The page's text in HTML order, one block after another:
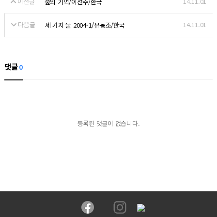
숲의 기억/이선주/한국
다음글 세 가지 물 2004-1/유동조/한국 14.11.01
댓글0
등록된 댓글이 없습니다.